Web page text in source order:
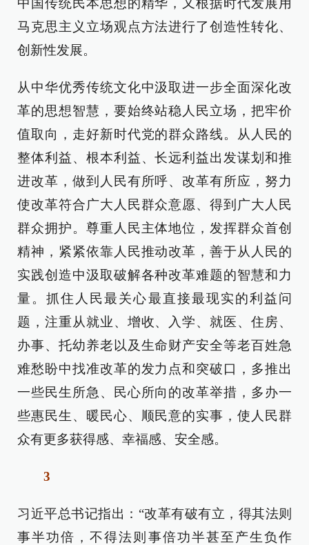
中国传统民本思想的精华，又根据时代发展用
马克思主义立场观点方法进行了创造性转化、
创新性发展。
从中华优秀传统文化中汲取进一步全面深化改
革的思想智慧，要始终站稳人民立场，把牢价
值取向，走好新时代党的群众路线。从人民的
整体利益、根本利益、长远利益出发谋划和推
进改革，做到人民有所呼、改革有所应，努力
使改革符合广大人民群众意愿、得到广大人民
群众拥护。尊重人民主体地位，发挥群众首创
精神，紧紧依靠人民推动改革，善于从人民的
实践创造中汲取破解各种改革难题的智慧和力
量。抓住人民最关心最直接最现实的利益问
题，注重从就业、增收、入学、就医、住房、
办事、托幼养老以及生命财产安全等老百姓急
难愁盼中找准改革的发力点和突破口，多推出
一些民生所急、民心所向的改革举措，多办一
些惠民生、暖民心、顺民意的实事，使人民群
众有更多获得感、幸福感、安全感。
3
习近平总书记指出：“改革有破有立，得其法则
事半功倍，不得法则事倍功半甚至产生负作